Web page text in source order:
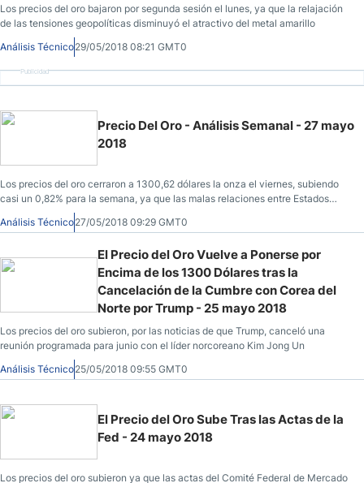
Los precios del oro bajaron por segunda sesión el lunes, ya que la relajación
de las tensiones geopolíticas disminuyó el atractivo del metal amarillo
Análisis Técnico29/05/2018 08:21 GMT0
Publicidad
Precio Del Oro - Análisis Semanal - 27 mayo
2018
Los precios del oro cerraron a 1300,62 dólares la onza el viernes, subiendo
casi un 0,82% para la semana, ya que las malas relaciones entre Estados
Análisis Técnico27/05/2018 09:29 GMT0
El Precio del Oro Vuelve a Ponerse por
Encima de los 1300 Dólares tras la
Cancelación de la Cumbre con Corea del
Norte por Trump - 25 mayo 2018
Los precios del oro subieron, por las noticias de que Trump, canceló una
reunión programada para junio con el líder norcoreano Kim Jong Un
Análisis Técnico25/05/2018 09:55 GMT0
El Precio del Oro Sube Tras las Actas de la
Fed - 24 mayo 2018
Los precios del oro subieron ya que las actas del Comité Federal de Mercado